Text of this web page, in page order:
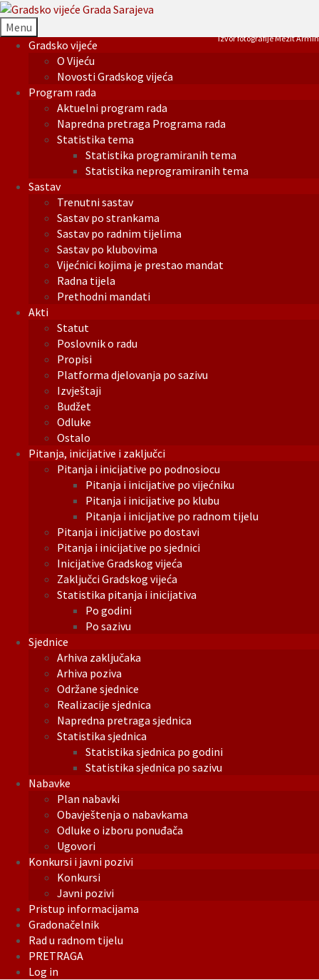
Menu
Gradsko vijeće
O Vijeću
Novosti Gradskog vijeća
Program rada
Aktuelni program rada
Napredna pretraga Programa rada
Statistika tema
Statistika programiranih tema
Statistika neprogramiranih tema
Sastav
Trenutni sastav
Sastav po strankama
Sastav po radnim tijelima
Sastav po klubovima
Vijećnici kojima je prestao mandat
Radna tijela
Prethodni mandati
Akti
Statut
Poslovnik o radu
Propisi
Platforma djelovanja po sazivu
Izvještaji
Budžet
Odluke
Ostalo
Pitanja, inicijative i zaključci
Pitanja i inicijative po podnosiocu
Pitanja i inicijative po vijećniku
Pitanja i inicijative po klubu
Pitanja i inicijative po radnom tijelu
Pitanja i inicijative po dostavi
Pitanja i inicijative po sjednici
Inicijative Gradskog vijeća
Zaključci Gradskog vijeća
Statistika pitanja i inicijativa
Po godini
Po sazivu
Sjednice
Arhiva zaključaka
Arhiva poziva
Održane sjednice
Realizacije sjednica
Napredna pretraga sjednica
Statistika sjednica
Statistika sjednica po godini
Statistika sjednica po sazivu
Nabavke
Plan nabavki
Obavještenja o nabavkama
Odluke o izboru ponuđača
Ugovori
Konkursi i javni pozivi
Konkursi
Javni pozivi
Pristup informacijama
Gradonačelnik
Rad u radnom tijelu
PRETRAGA
Log in
Izvor fotografije Mezit Armin